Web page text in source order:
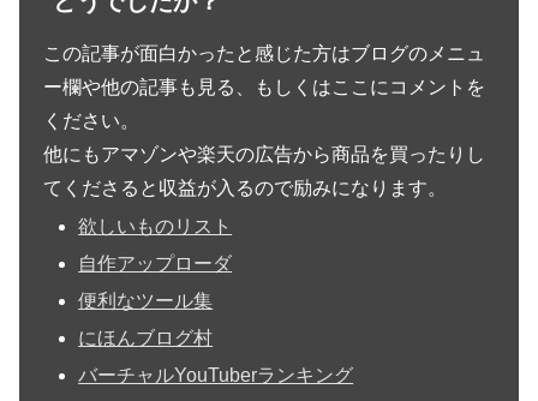
この記事が面白かったと感じた方はブログのメニュ
ー欄や他の記事も見る、もしくはここにコメントを
ください。
他にもアマゾンや楽天の広告から商品を買ったりし
てくださると収益が入るので励みになります。
欲しいものリスト
自作アップローダ
便利なツール集
にほんブログ村
バーチャルYouTuberランキング